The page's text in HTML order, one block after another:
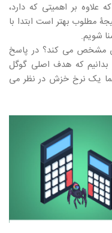
بر اهمیتی که دارد،
مطلوب بهتر است ابتدا با
شویم.
مشخص می کند؟ در پاسخ
بدانیم که هدف اصلی گوگل
یک نرخ خزش در نظر می